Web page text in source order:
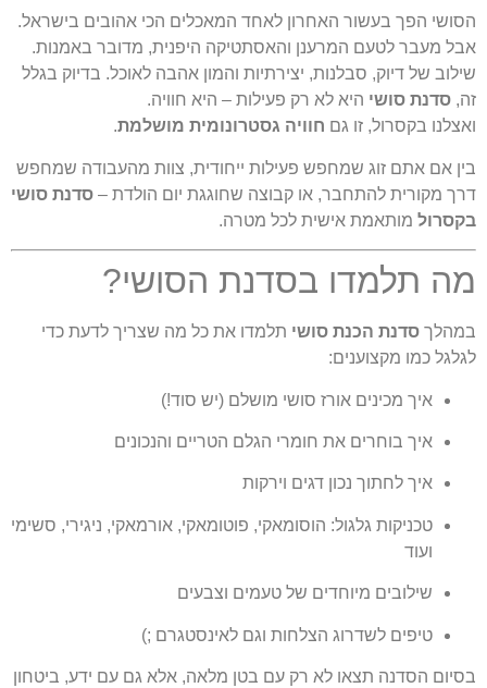
הפך בעשור האחרון לאחד המאכלים הכי אהובים בישראל.
מעבר לטעם המרענן והאסתטיקה היפנית, מדובר באמנות.
של דיוק, סבלנות, יצירתיות והמון אהבה לאוכל. בדיוק בגלל
סדנת סושיהיא לא רק פעילות – היא חוויה.
בקסרול, זו גם חוויה גסטרונומית מושלמת.
אם אתם זוג שמחפש פעילות ייחודית, צוות מהעבודה שמחפש
מקורית להתחבר, או קבוצה שחוגגת יום הולדת –סדנת סושי
מותאמת אישית לכל מטרה.
תלמדו בסדנת הסושי?
סדנת הכנת סושיתלמדו את כל מה שצריך לדעת כדי
כמו מקצוענים:
איך מכינים אורז סושי מושלם (יש סוד!)
איך בוחרים את חומרי הגלם הטריים והנכונים
איך לחתוך נכון דגים וירקות
טכניקות גלגול: הוסומאקי, פוטומאקי, אורמאקי, ניגירי, סשימי
ועוד
שילובים מיוחדים של טעמים וצבעים
טיפים לשדרוג הצלחות וגם לאינסטגרם ;)
הסדנה תצאו לא רק עם בטן מלאה, אלא גם עם ידע, ביטחון